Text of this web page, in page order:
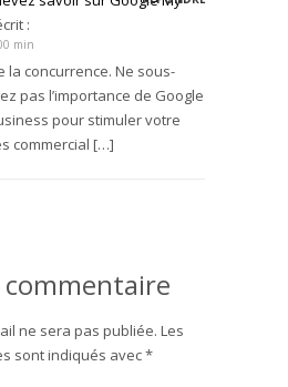
:
min
la concurrence. Ne sous-
pas l’importance de Google
pour stimuler votre
commercial […]
commentaire
ne sera pas publiée. Les
sont indiqués avec*